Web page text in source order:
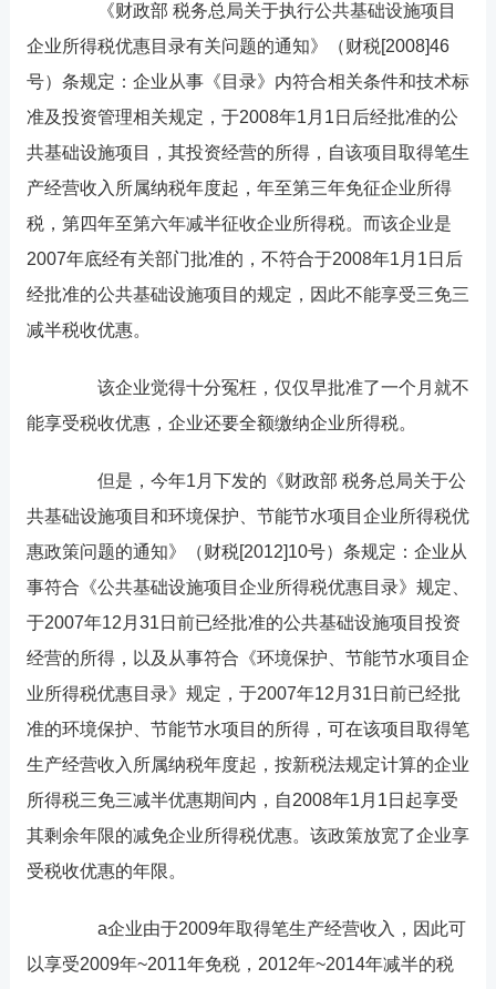
《财政部 税务总局关于执行公共基础设施项目
企业所得税优惠目录有关问题的通知》（财税[2008]46
号）条规定：企业从事《目录》内符合相关条件和技术标
准及投资管理相关规定，于2008年1月1日后经批准的公
共基础设施项目，其投资经营的所得，自该项目取得笔生
产经营收入所属纳税年度起，年至第三年免征企业所得
税，第四年至第六年减半征收企业所得税。而该企业是
2007年底经有关部门批准的，不符合于2008年1月1日后
经批准的公共基础设施项目的规定，因此不能享受三免三
减半税收优惠。
该企业觉得十分冤枉，仅仅早批准了一个月就不
能享受税收优惠，企业还要全额缴纳企业所得税。
但是，今年1月下发的《财政部 税务总局关于公
共基础设施项目和环境保护、节能节水项目企业所得税优
惠政策问题的通知》（财税[2012]10号）条规定：企业从
事符合《公共基础设施项目企业所得税优惠目录》规定、
于2007年12月31日前已经批准的公共基础设施项目投资
经营的所得，以及从事符合《环境保护、节能节水项目企
业所得税优惠目录》规定，于2007年12月31日前已经批
准的环境保护、节能节水项目的所得，可在该项目取得笔
生产经营收入所属纳税年度起，按新税法规定计算的企业
所得税三免三减半优惠期间内，自2008年1月1日起享受
其剩余年限的减免企业所得税优惠。该政策放宽了企业享
受税收优惠的年限。
a企业由于2009年取得笔生产经营收入，因此可
以享受2009年~2011年免税，2012年~2014年减半的税